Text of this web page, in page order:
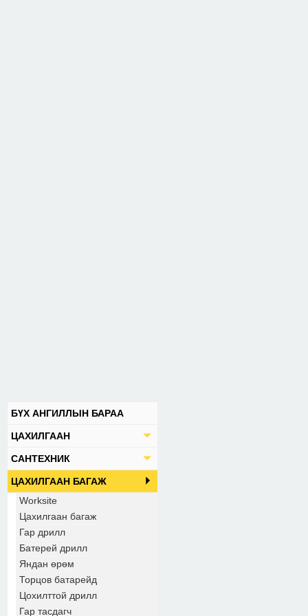
БҮХ АНГИЛЛЫН БАРАА
ЦАХИЛГААН
САНТЕХНИК
ЦАХИЛГААН БАГАЖ
Worksite
Цахилгаан багаж
Гар дрилл
Батерей дрилл
Яндан өрөм
Торцов батарейд
Цохилттой дрилл
Гар тасдагч